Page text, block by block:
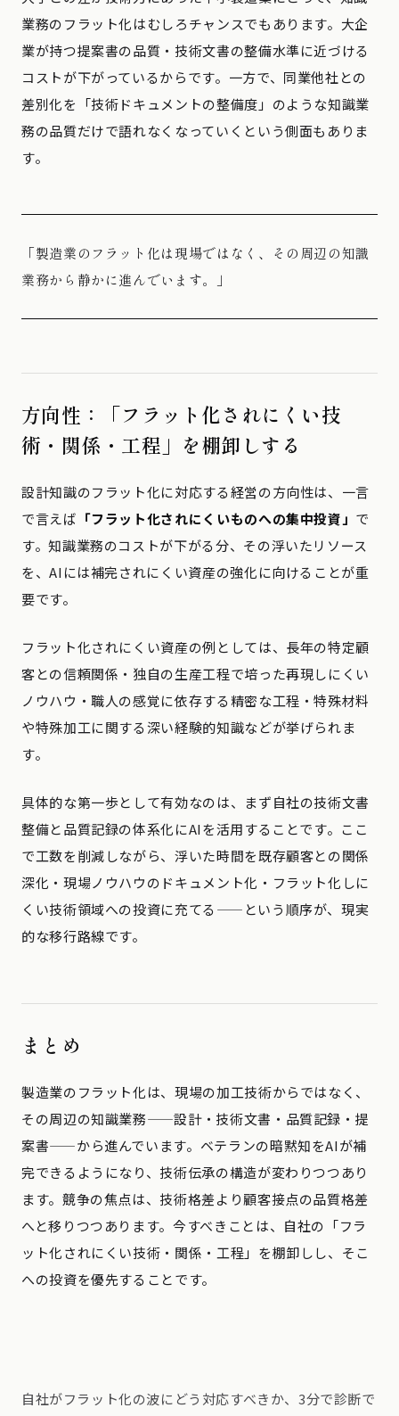
業務のフラット化はむしろチャンスでもあります。大企
業が持つ提案書の品質・技術文書の整備水準に近づける
コストが下がっているからです。一方で、同業他社との
差別化を「技術ドキュメントの整備度」のような知識業
務の品質だけで語れなくなっていくという側面もありま
す。
「製造業のフラット化は現場ではなく、その周辺の知識
業務から静かに進んでいます。」
方向性：「フラット化されにくい技
術・関係・工程」を棚卸しする
設計知識のフラット化に対応する経営の方向性は、一言
で言えば 「フラット化されにくいものへの集中投資」 で
す。知識業務のコストが下がる分、その浮いたリソース
を、AIには補完されにくい資産の強化に向けることが重
要です。
フラット化されにくい資産の例としては、長年の特定顧
客との信頼関係・独自の生産工程で培った再現しにくい
ノウハウ・職人の感覚に依存する精密な工程・特殊材料
や特殊加工に関する深い経験的知識などが挙げられま
す。
具体的な第一歩として有効なのは、まず自社の技術文書
整備と品質記録の体系化にAIを活用することです。ここ
で工数を削減しながら、浮いた時間を既存顧客との関係
深化・現場ノウハウのドキュメント化・フラット化しに
くい技術領域への投資に充てる——という順序が、現実
的な移行路線です。
まとめ
製造業のフラット化は、現場の加工技術からではなく、
その周辺の知識業務——設計・技術文書・品質記録・提
案書——から進んでいます。ベテランの暗黙知をAIが補
完できるようになり、技術伝承の構造が変わりつつあり
ます。競争の焦点は、技術格差より顧客接点の品質格差
へと移りつつあります。今すべきことは、自社の「フラ
ット化されにくい技術・関係・工程」を棚卸しし、そこ
への投資を優先することです。
自社がフラット化の波にどう対応すべきか、3分で診断で